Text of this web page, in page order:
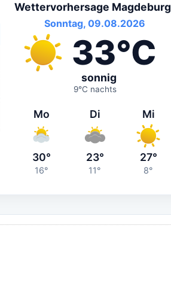
Wettervorhersage Magdeburg
Sonntag, 09.08.2026
33°C
sonnig
9°C nachts
Mo
30°
16°
Di
23°
11°
Mi
27°
8°